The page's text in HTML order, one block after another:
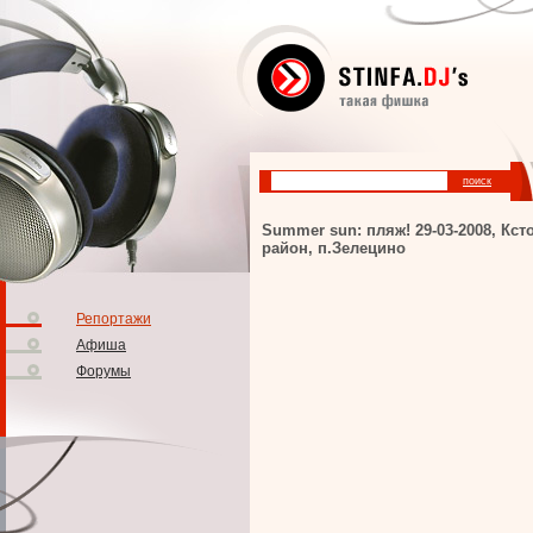
Репортажи
Афиша
Форумы
Summer sun: пляж! 29-03-2008,
район, п.Зелецино